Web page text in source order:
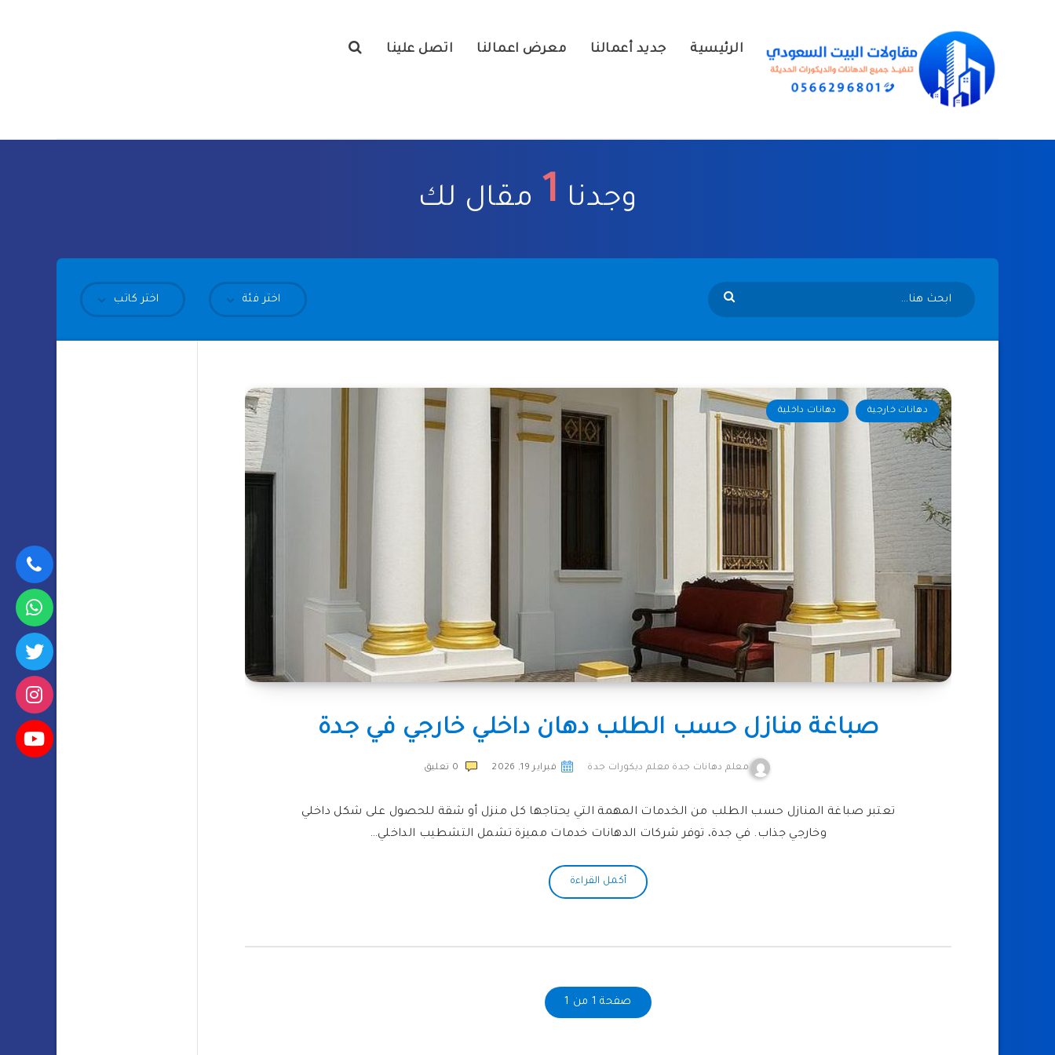
الرئيسية جديد أعمالنا معرض اعمالنا اتصل علينا
وجدنا 1 مقال لك
اختر كاتب اختر فئة
دهانات خارجية دهانات داخلية
صباغة منازل حسب الطلب دهان داخلي خارجي في جدة
معلم دهانات جدة معلم ديكورات جدة فبراير 19, 2026 0 تعليق
تعتبر صباغة المنازل حسب الطلب من الخدمات المهمة التي يحتاجها كل منزل أو شقة للحصول على شكل داخلي
وخارجي جذاب. في جدة، توفر شركات الدهانات خدمات مميزة تشمل التشطيب الداخلي…
أكمل القراءة
صفحة 1 من 1